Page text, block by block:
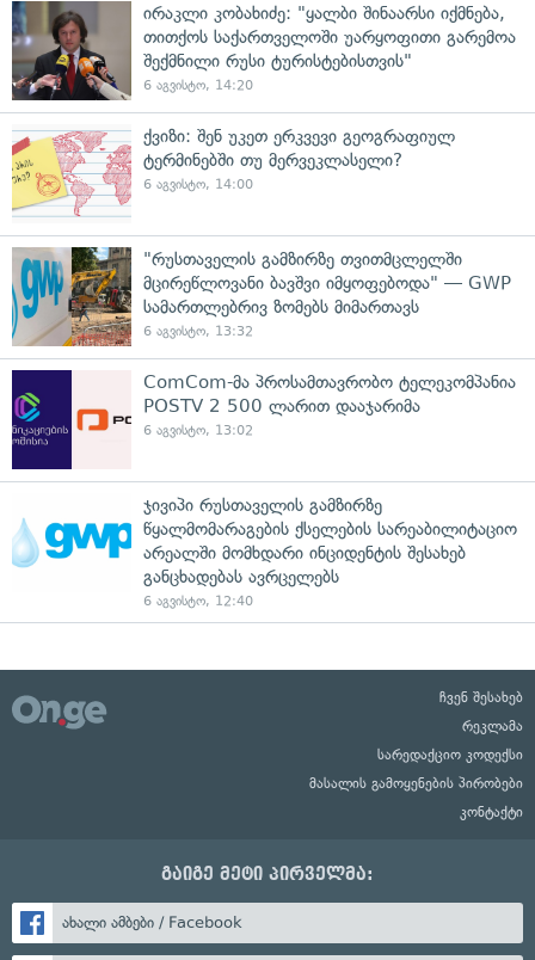
ირაკლი კობახიძე: "ყალბი შინაარსი იქმნება,
თითქოს საქართველოში უარყოფითი გარემოა
შექმნილი რუსი ტურისტებისთვის"
6 აგვისტო, 14:20
ქვიზი: შენ უკეთ ერკვევი გეოგრაფიულ
ტერმინებში თუ მერვეკლასელი?
6 აგვისტო, 14:00
"რუსთაველის გამზირზე თვითმცლელში
მცირეწლოვანი ბავშვი იმყოფებოდა" — GWP
სამართლებრივ ზომებს მიმართავს
6 აგვისტო, 13:32
ComCom-მა პროსამთავრობო ტელეკომპანია
POSTV 2 500 ლარით დააჯარიმა
6 აგვისტო, 13:02
ჯივიპი რუსთაველის გამზირზე
წყალმომარაგების ქსელების სარეაბილიტაციო
არეალში მომხდარი ინციდენტის შესახებ
განცხადებას ავრცელებს
6 აგვისტო, 12:40
ჩვენ შესახებ
რეკლამა
სარედაქციო კოდექსი
მასალის გამოყენების პირობები
კონტაქტი
გაიგე მეტი პირველმა:
ახალი ამბები / Facebook